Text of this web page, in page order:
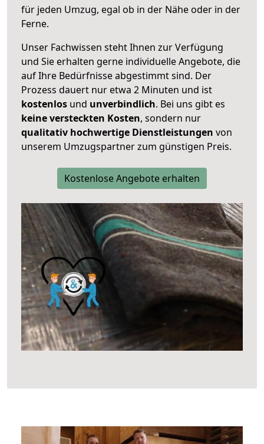
für jeden Umzug, egal ob in der Nähe oder in der
Ferne.
Unser Fachwissen steht Ihnen zur Verfügung
und Sie erhalten gerne individuelle Angebote, die
auf Ihre Bedürfnisse abgestimmt sind. Der
Prozess dauert nur etwa 2 Minuten und ist
kostenlos und unverbindlich. Bei uns gibt es
keine versteckten Kosten, sondern nur
qualitativ hochwertige Dienstleistungen von
unserem Umzugspartner zum günstigen Preis.
Kostenlose Angebote erhalten